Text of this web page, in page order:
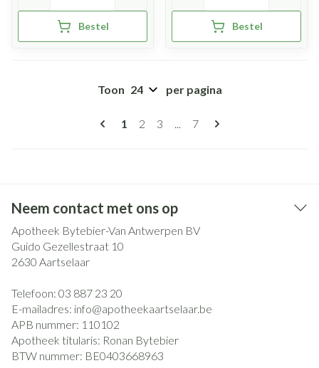
Bestel Bestel
Pagina's
U lees momenteel pagina
1 Pagina
2 Pagina
3 ... Pagina
7
Toon per pagina
Neem contact met ons op
Apotheek Bytebier-Van Antwerpen BV
Guido Gezellestraat 10
2630 Aartselaar
Telefoon: 03 887 23 20
E-mailadres: info@apotheekaartselaar.be
APB nummer: 110102
Apotheek titularis: Ronan Bytebier
BTW nummer: BE0403668963